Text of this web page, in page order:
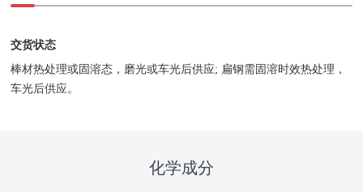
交货状态
棒材热处理或固溶态，磨光或车光后供应; 扁钢需固溶时效热处理，
车光后供应。
化学成分